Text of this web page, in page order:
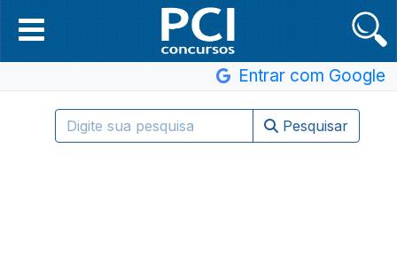
Entrar com Google
Pesquisar